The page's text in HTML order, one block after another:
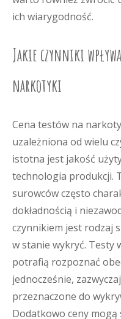
ich wiarygodność.
Jakie czynniki
narkotyki
Cena testów na
uzależniona od wielu
istotna jest jakość
technologia produkcji.
surowców często
dokładnością i
czynnikiem jest rodzaj
w stanie wykryć. Testy
potrafią rozpoznać
jednocześnie,
przeznaczone do
Dodatkowo ceny mogą